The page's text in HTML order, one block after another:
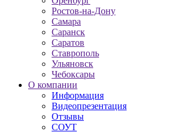
Ростов-на-Дону
Самара
Саранск
Саратов
Ставрополь
Ульяновск
Чебоксары
О компании
Информация
Видеопрезентация
Отзывы
СОУТ